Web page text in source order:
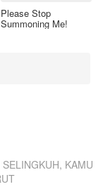
Please Stop
Summoning Me!